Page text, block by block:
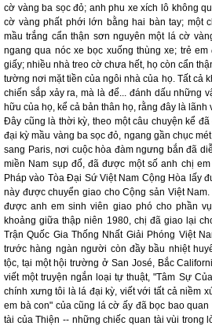
cờ vàng ba sọc đỏ; anh phu xe xích lô không
cờ vàng phất phới lớn bằng hai bàn tay; một
mầu trắng cẩn thận sơn nguyên một lá cờ
ngang qua nóc xe bọc xuống thùng xe; trẻ
giấy; nhiều nhà treo cờ chưa hết, họ còn cẩn
tường nơi mặt tiền của ngôi nhà của họ. Tất cả
chiến sắp xảy ra, mà là để... đánh dấu những
hữu của họ, kể cả bản thân họ, rằng đây là lãnh
Đây cũng là thời kỳ, theo một câu chuyện kể
đại kỳ mầu vàng ba sọc đỏ, ngang gần chục
sang Paris, nơi cuộc hòa đàm ngưng bắn đã
miền Nam sụp đổ, đã được một số anh chị
Pháp vào Tòa Đại Sứ Việt Nam Cộng Hòa lấy
này được chuyển giao cho Cộng sản Việt
được anh em sinh viên giao phó cho phần
khoảng giữa thập niên 1980, chị đã giao lại
Trận Quốc Gia Thống Nhất Giải Phóng Việt
trước hàng ngàn người còn đầy bầu nhiệt
tộc, tại một hội trường ở San José, Bắc
viết một truyện ngắn loại tự thuật, "Tâm Sự
chính xưng tôi là lá đại kỳ, viết với tất cả niềm
em bà con" của cũng lá cờ ấy đã bọc bao
tài của Thiện -- những chiếc quan tài vùi trong